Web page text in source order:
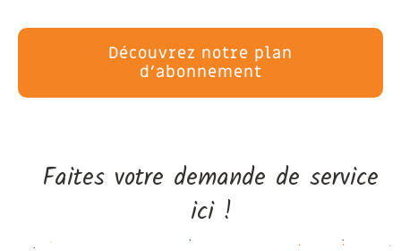
Découvrez notre plan
d'abonnement